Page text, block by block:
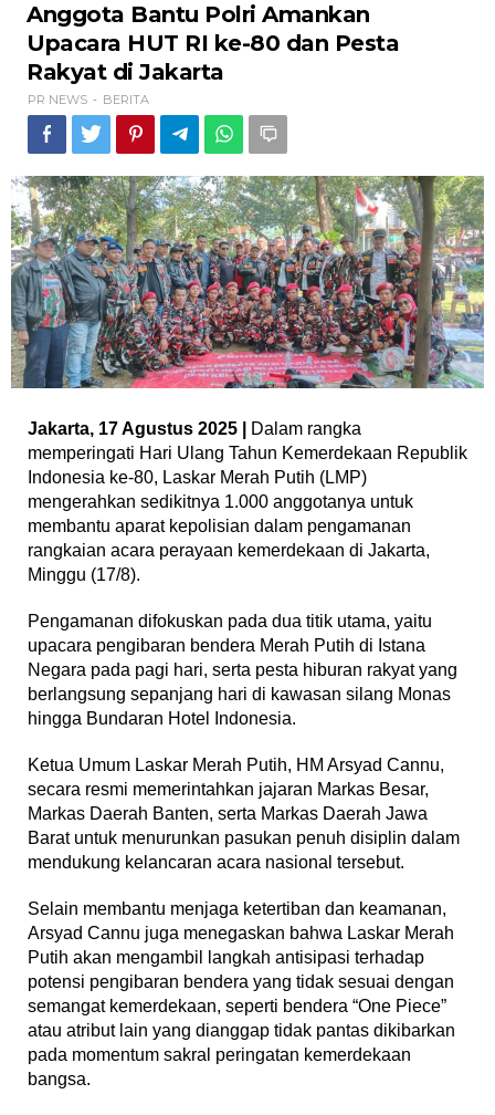
Anggota
Bantu
Polri
Amankan
Upacara
RI
ke-
dan
Pesta
Rakyat
di
Jakarta
Anggota Bantu Polri Amankan
Upacara HUT RI ke-80 dan Pesta
Rakyat di Jakarta
PR NEWS - BERITA
Jakarta, 17 Agustus 2025 |
Dalam rangka
memperingati Hari Ulang Tahun Kemerdekaan Republik
Indonesia ke-80, Laskar Merah Putih (LMP)
mengerahkan sedikitnya 1.000 anggotanya untuk
membantu aparat kepolisian dalam pengamanan
rangkaian acara perayaan kemerdekaan di Jakarta,
Minggu (17/8).
Pengamanan difokuskan pada dua titik utama, yaitu
upacara pengibaran bendera Merah Putih di Istana
Negara pada pagi hari, serta pesta hiburan rakyat yang
berlangsung sepanjang hari di kawasan silang Monas
hingga Bundaran Hotel Indonesia.
Ketua Umum Laskar Merah Putih, HM Arsyad Cannu,
secara resmi memerintahkan jajaran Markas Besar,
Markas Daerah Banten, serta Markas Daerah Jawa
Barat untuk menurunkan pasukan penuh disiplin dalam
mendukung kelancaran acara nasional tersebut.
Selain membantu menjaga ketertiban dan keamanan,
Arsyad Cannu juga menegaskan bahwa Laskar Merah
Putih akan mengambil langkah antisipasi terhadap
potensi pengibaran bendera yang tidak sesuai dengan
semangat kemerdekaan, seperti bendera “One Piece”
atau atribut lain yang dianggap tidak pantas dikibarkan
pada momentum sakral peringatan kemerdekaan
bangsa.